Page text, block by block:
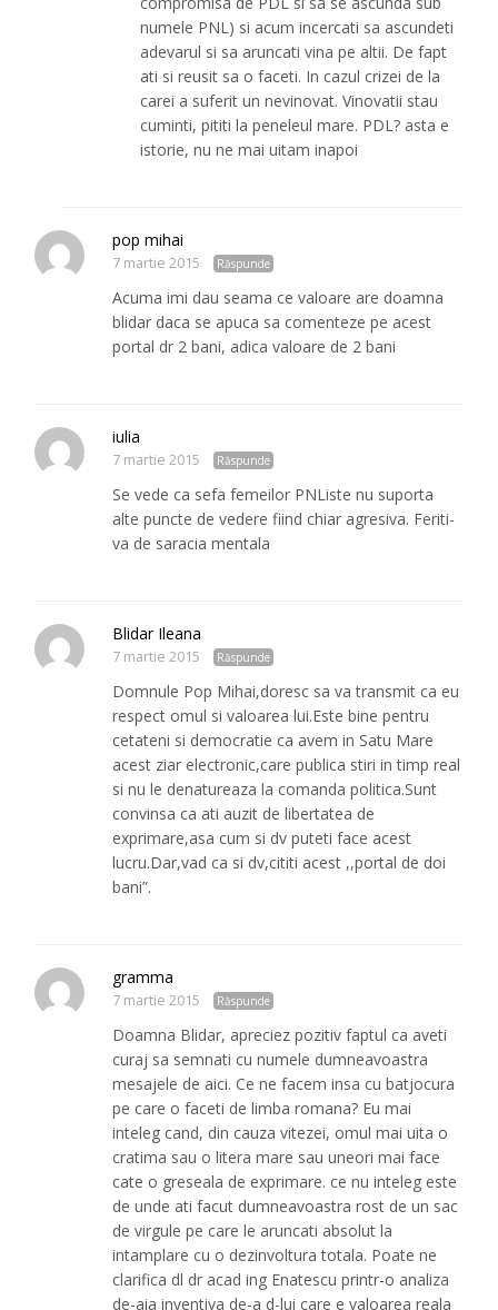
numele PNL) si acum incercati sa ascundeti
adevarul si sa aruncati vina pe altii. De fapt
ati si reusit sa o faceti. In cazul crizei de la
carei a suferit un nevinovat. Vinovatii stau
cuminti, pititi la peneleul mare. PDL? asta e
istorie, nu ne mai uitam inapoi
pop mihai
7 martie 2015 Răspunde
Acuma imi dau seama ce valoare are doamna
blidar daca se apuca sa comenteze pe acest
portal dr 2 bani, adica valoare de 2 bani
iulia
7 martie 2015 Răspunde
Se vede ca sefa femeilor PNListe nu suporta
alte puncte de vedere fiind chiar agresiva. Feriti-
va de saracia mentala
Blidar Ileana
7 martie 2015 Răspunde
Domnule Pop Mihai,doresc sa va transmit ca eu
respect omul si valoarea lui.Este bine pentru
cetateni si democratie ca avem in Satu Mare
acest ziar electronic,care publica stiri in timp real
si nu le denatureaza la comanda politica.Sunt
convinsa ca ati auzit de libertatea de
exprimare,asa cum si dv puteti face acest
lucru.Dar,vad ca si dv,cititi acest ,,portal de doi
bani”.
gramma
7 martie 2015 Răspunde
Doamna Blidar, apreciez pozitiv faptul ca aveti
curaj sa semnati cu numele dumneavoastra
mesajele de aici. Ce ne facem insa cu batjocura
pe care o faceti de limba romana? Eu mai
inteleg cand, din cauza vitezei, omul mai uita o
cratima sau o litera mare sau uneori mai face
cate o greseala de exprimare. ce nu inteleg este
de unde ati facut dumneavoastra rost de un sac
de virgule pe care le aruncati absolut la
intamplare cu o dezinvoltura totala. Poate ne
clarifica dl dr acad ing Enatescu printr-o analiza
de-aia inventiva de-a d-lui care e valoarea reala